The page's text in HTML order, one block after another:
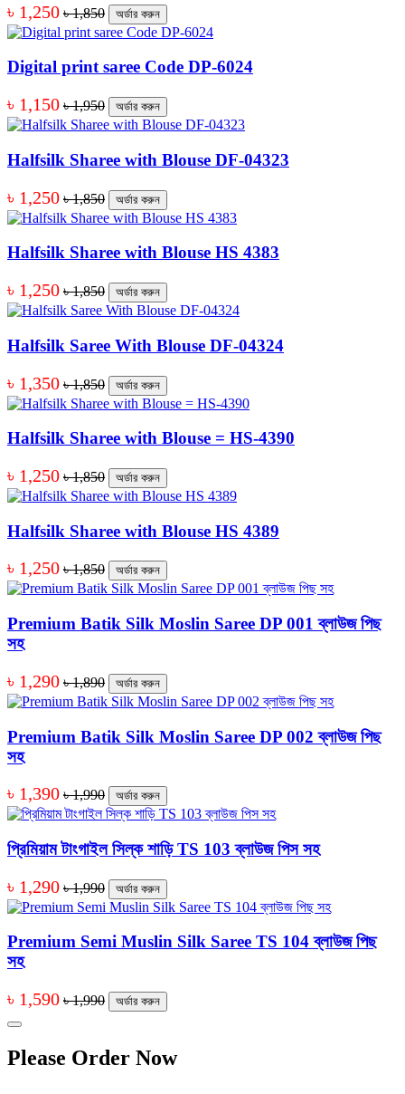
৳ 1,250 ৳ 1,850 অর্ডার করুন
Digital print saree Code DP-6024
৳ 1,150 ৳ 1,950 অর্ডার করুন
Halfsilk Sharee with Blouse DF-04323
৳ 1,250 ৳ 1,850 অর্ডার করুন
Halfsilk Sharee with Blouse HS 4383
৳ 1,250 ৳ 1,850 অর্ডার করুন
Halfsilk Saree With Blouse DF-04324
৳ 1,350 ৳ 1,850 অর্ডার করুন
Halfsilk Sharee with Blouse = HS-4390
৳ 1,250 ৳ 1,850 অর্ডার করুন
Halfsilk Sharee with Blouse HS 4389
৳ 1,250 ৳ 1,850 অর্ডার করুন
Premium Batik Silk Moslin Saree DP 001 ব্লাউজ পিছ
সহ
৳ 1,290 ৳ 1,890 অর্ডার করুন
Premium Batik Silk Moslin Saree DP 002 ব্লাউজ পিছ
সহ
৳ 1,390 ৳ 1,990 অর্ডার করুন
প্রিমিয়াম টাংগাইল সিল্ক শাড়ি TS 103 ব্লাউজ পিস সহ
৳ 1,290 ৳ 1,990 অর্ডার করুন
Premium Semi Muslin Silk Saree TS 104 ব্লাউজ পিছ
সহ
৳ 1,590 ৳ 1,990 অর্ডার করুন
Please Order Now